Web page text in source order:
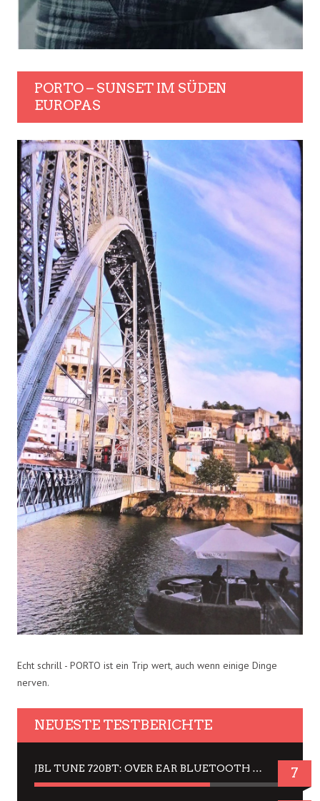
PORTO – SUNSET IM SÜDEN
EUROPAS
Echt schrill - PORTO ist ein Trip wert, auch wenn einige Dinge
nerven.
NEUESTE TESTBERICHTE
JBL TUNE 720BT: OVER EAR BLUETOOTH KOPFHÖRER UM DIE 50,-€ IM DAUER-TEST 7